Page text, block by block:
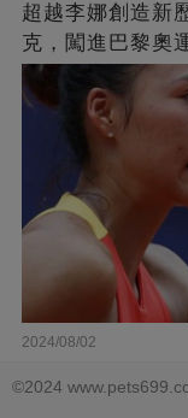
超越李娜創造新
克，闖進巴黎奧
2024/08/02
©2024